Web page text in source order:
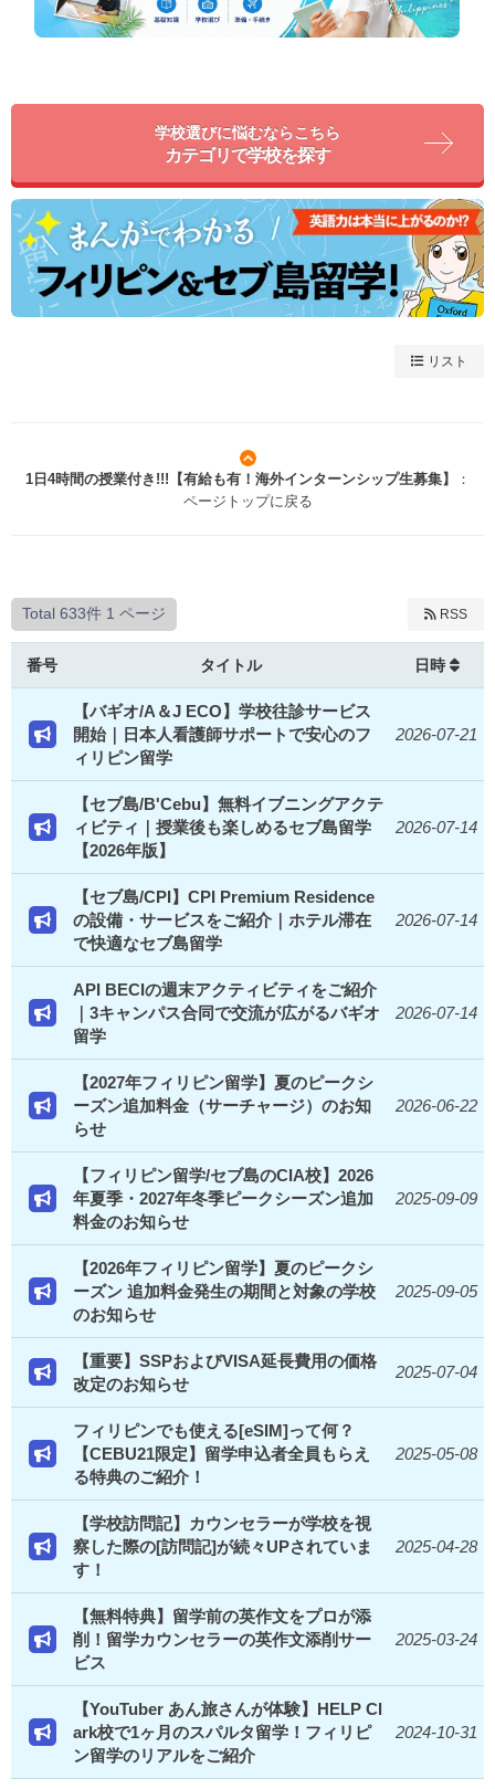
学校選びに悩むならこちら
カテゴリで学校を探す
リスト
1日4時間の授業付き!!!【有給も有！海外インターンシップ生募集】
：
ページトップに戻る
Total 633件 1 ページ RSS
番号 タイトル 日時
【バギオ/A＆J ECO】学校往診サービス
開始｜日本人看護師サポートで安心のフ
ィリピン留学
2026-07-21
【セブ島/B'Cebu】無料イブニングアクテ
ィビティ｜授業後も楽しめるセブ島留学
【2026年版】
2026-07-14
【セブ島/CPI】CPI Premium Residence
の設備・サービスをご紹介｜ホテル滞在
で快適なセブ島留学
2026-07-14
API BECIの週末アクティビティをご紹介
｜3キャンパス合同で交流が広がるバギオ
留学
2026-07-14
【2027年フィリピン留学】夏のピークシ
ーズン追加料金（サーチャージ）のお知
らせ
2026-06-22
【フィリピン留学/セブ島のCIA校】2026
年夏季・2027年冬季ピークシーズン追加
料金のお知らせ
2025-09-09
【2026年フィリピン留学】夏のピークシ
ーズン 追加料金発生の期間と対象の学校
のお知らせ
2025-09-05
【重要】SSPおよびVISA延長費用の価格
改定のお知らせ
2025-07-04
フィリピンでも使える[eSIM]って何？
【CEBU21限定】留学申込者全員もらえ
る特典のご紹介！
2025-05-08
【学校訪問記】カウンセラーが学校を視
察した際の[訪問記]が続々UPされていま
す！
2025-04-28
【無料特典】留学前の英作文をプロが添
削！留学カウンセラーの英作文添削サー
ビス
2025-03-24
【YouTuber あん旅さんが体験】HELP Cl
ark校で1ヶ月のスパルタ留学！フィリピ
ン留学のリアルをご紹介
2024-10-31